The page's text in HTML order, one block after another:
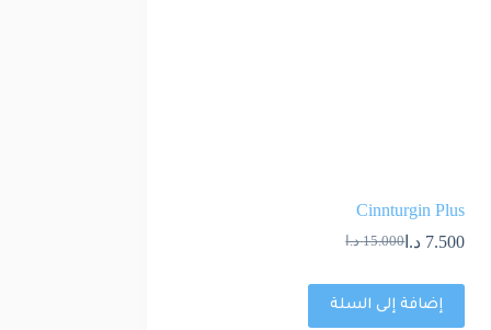
Cinnturgin Plus
15.000 د.ا 7.500 د.ا
إضافة إلى السلة